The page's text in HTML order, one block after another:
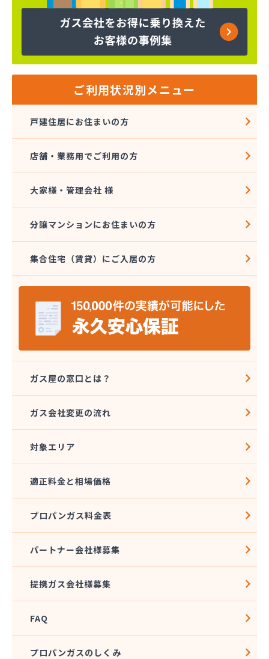
加地プロパン商会
嘉飯簡易ガス協業組合
河口プロパン店
梶原商店
株式会社アイコーホームサービス 田主丸営業所
株式会社アイコーホームサービス 柳川営業所
株式会社アイプロ
株式会社エコア 久留米営業所
株式会社エコア 筑豊営業所 山田店
株式会社エコア 筑豊営業所 田川店
株式会社エコア 筑豊営業所 飯塚店
株式会社エコア 福岡西営業所
株式会社エコア 福岡東営業所
株式会社エスケーエナジー
株式会社エネサンス九州 久留米営業所
株式会社カネマサ
株式会社キハラ
株式会社ダイシンガス
株式会社タカミヤ
株式会社チクハン
株式会社チクリョー
株式会社ツバメガスフロンティア 博多支店
株式会社ツバメガス北九州
株式会社ツバメガス北九州 直方営業所
株式会社ニッツー
株式会社フィールドアップ
株式会社みとま商会
株式会社ムクノ
株式会社ムロミ
ご利用状況別メニュー
戸建住居にお住まいの方
店舗・業務用でご利用の方
大家様・管理会社 様
分譲マンションにお住まいの方
集合住宅（賃貸）にご入居の方
ガス屋の窓口とは？
ガス会社変更の流れ
対象エリア
適正料金と相場価格
プロパンガス料金表
パートナー会社様募集
提携ガス会社様募集
FAQ
プロパンガスのしくみ